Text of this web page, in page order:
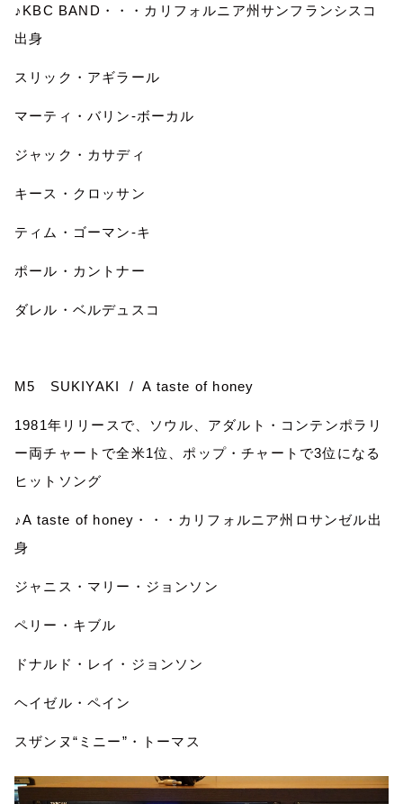
♪ KBC BAND ・・・カリフォルニア州サンフランシスコ
出身
スリック・アギラール
マーティ・バリン-ボーカル
ジャック・カサディ
キース・クロッサン
ティム・ゴーマン-キ
ポール・カントナー
ダレル・ベルデュスコ
M5 SUKIYAKI / A taste of honey
1981年リリースで、ソウル、アダルト・コンテンポラリ
ー両チャートで全米1位、ポップ・チャートで3位になる
ヒットソング
♪A taste of honey ・・・カリフォルニア州ロサンゼル出
身
ジャニス・マリー・ジョンソン
ペリー・キブル
ドナルド・レイ・ジョンソン
ヘイゼル・ペイン
スザンヌ “ ミニー” ・トーマス